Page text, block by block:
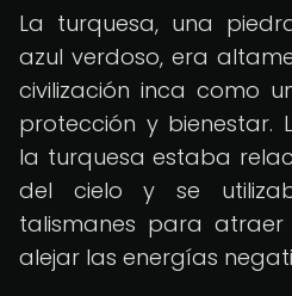
La turquesa, una
azul verdoso, era
civilización inca como
protección y bienestar.
la turquesa estaba
del cielo y se
talismanes para
alejar las energías